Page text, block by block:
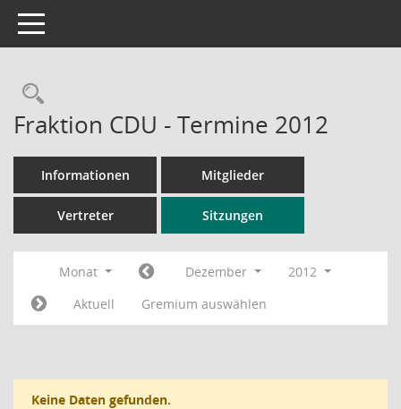
Toggle navigation
Rechercheauswahl
Fraktion CDU - Termine 2012
Informationen Mitglieder
Vertreter Sitzungen
Monat Dezember
2012
Aktuell
Gremium auswählen
Keine Daten gefunden.